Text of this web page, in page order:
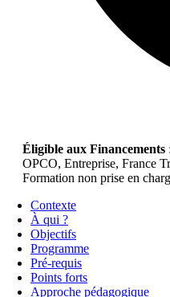
Éligible aux Financements :
OPCO, Entreprise, France
Formation non prise en
Contexte
À qui ?
Objectifs
Programme
Pré-requis
Points forts
Approche pédagogique